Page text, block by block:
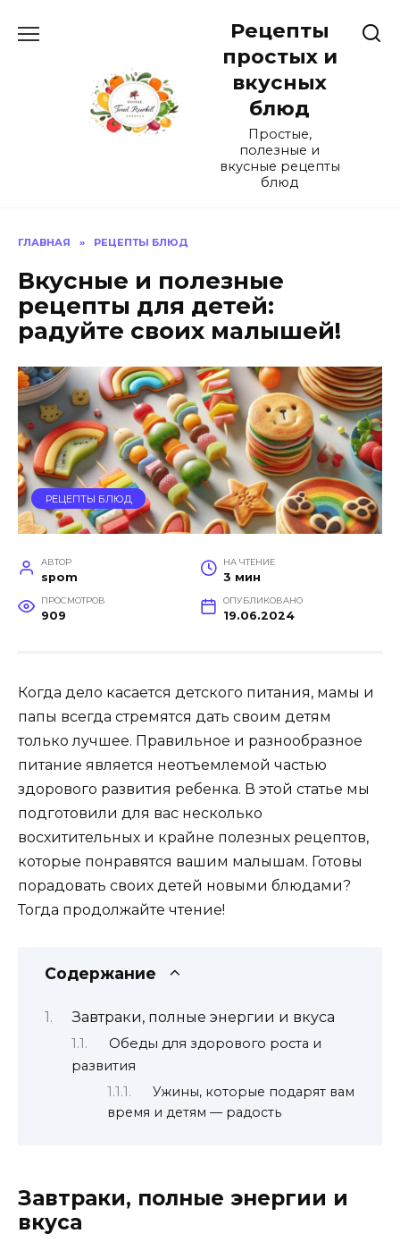
Рецепты
простых и
вкусных
блюд
Простые,
полезные и
вкусные рецепты
блюд
ГЛАВНАЯ » РЕЦЕПТЫ БЛЮД
Вкусные и полезные
рецепты для детей:
радуйте своих малышей!
РЕЦЕПТЫ БЛЮД
АВТОР
spom
НА ЧТЕНИЕ
3 мин
ПРОСМОТРОВ
909
ОПУБЛИКОВАНО
19.06.2024
Когда дело касается детского питания, мамы и
папы всегда стремятся дать своим детям
только лучшее. Правильное и разнообразное
питание является неотъемлемой частью
здорового развития ребенка. В этой статье мы
подготовили для вас несколько
восхитительных и крайне полезных рецептов,
которые понравятся вашим малышам. Готовы
порадовать своих детей новыми блюдами?
Тогда продолжайте чтение!
Содержание
Завтраки, полные энергии и вкуса
Обеды для здорового роста и
развития
Ужины, которые подарят вам
время и детям — радость
Завтраки, полные энергии и
вкуса